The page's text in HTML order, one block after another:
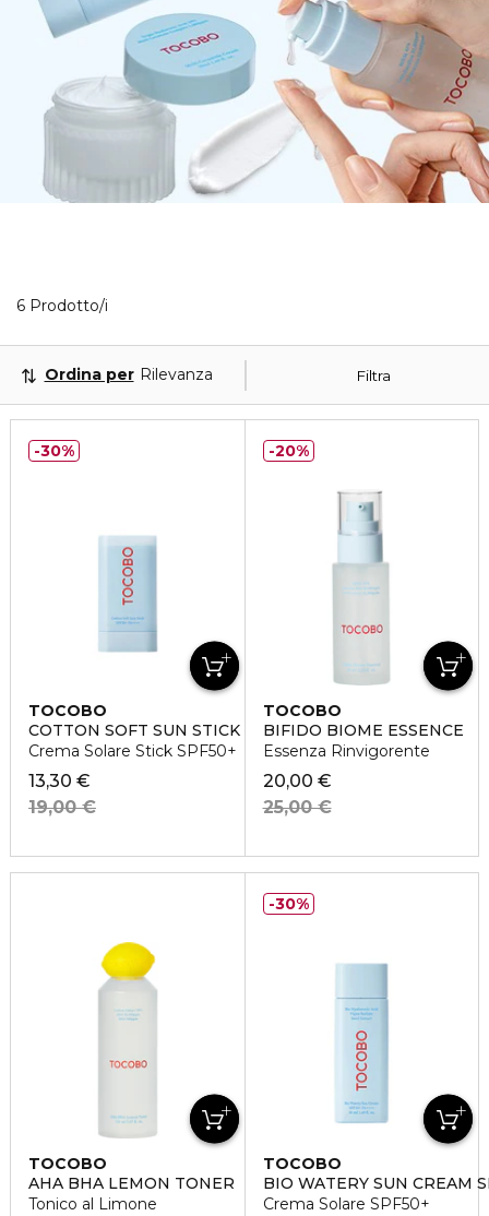
6 Prodotto/i
Filtra
Ordina per Rilevanza
TOCOBO
COTTON SOFT SUN STICK SPF50+
Crema Solare Stick SPF50+
13,30 €
19,00 €
30%
TOCOBO
BIFIDO BIOME ESSENCE
Essenza Rinvigorente
20,00 €
25,00 €
20%
TOCOBO
AHA BHA LEMON TONER
Tonico al Limone
TOCOBO
BIO WATERY SUN CREAM
Crema Solare SPF50+
30%